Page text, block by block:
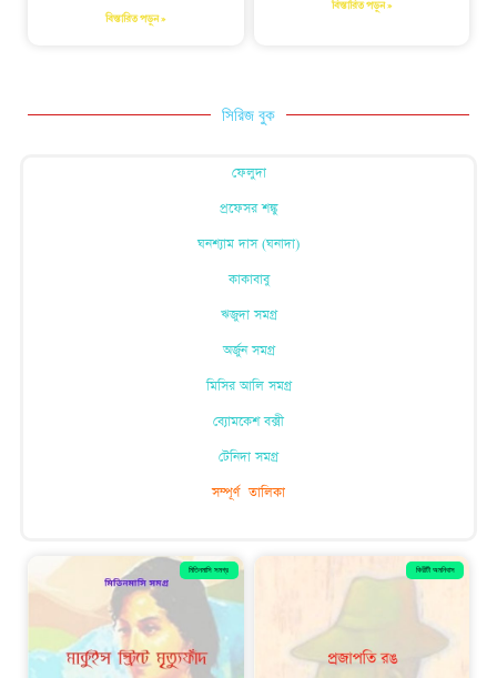
বিস্তারিত পড়ুন »
বিস্তারিত পড়ুন »
সিরিজ বুক
ফেলুদা
প্রফেসর শঙ্কু
ঘনশ্যাম দাস (ঘনাদা)
কাকাবাবু
ঋজুদা সমগ্র
অর্জুন সমগ্র
মিসির আলি সমগ্র
ব্যোমকেশ বক্সী
টেনিদা সমগ্র
সম্পূর্ণ তালিকা
মিতিনমাসি সমগ্র কিরীটী অমনিবাস